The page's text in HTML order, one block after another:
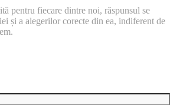
pentru fiecare dintre noi, răspunsul se
și a alegerilor corecte din ea, indiferent de